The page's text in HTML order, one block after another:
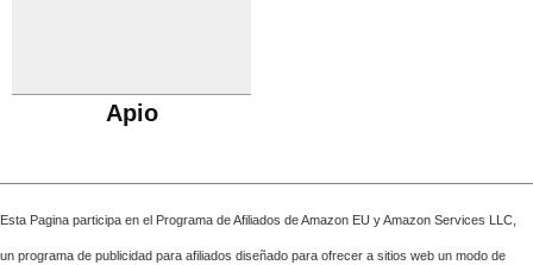
Apio
Esta Pagina participa en el Programa de Afiliados de Amazon EU y Amazon Services LLC,
un programa de publicidad para afiliados diseñado para ofrecer a sitios web un modo de